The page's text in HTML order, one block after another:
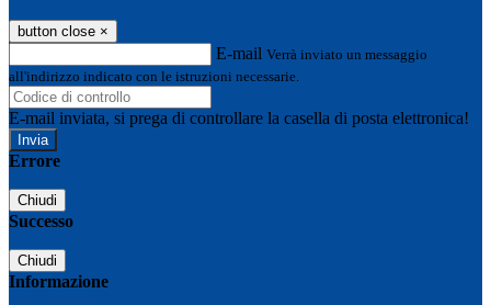
button close ×
E-mail Verrà inviato un messaggio
all'indirizzo indicato con le istruzioni necessarie.
E-mail inviata, si prega di controllare la casella di posta elettronica!
Errore
Chiudi
Successo
Chiudi
Informazione